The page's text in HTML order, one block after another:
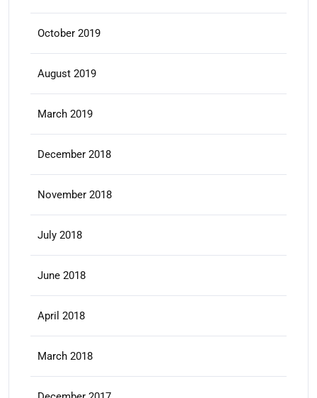
October 2019
August 2019
March 2019
December 2018
November 2018
July 2018
June 2018
April 2018
March 2018